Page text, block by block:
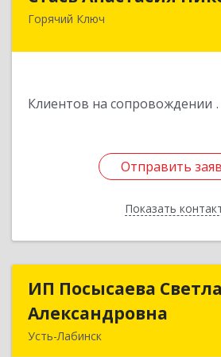
Горячий Ключ
Клиентов на сопровождении
Отправить
Показать
353290, г. Горячий Ключ,
Отправить
Назад
ИП Посысаева
Александровна
Усть-Лабинск
ИП